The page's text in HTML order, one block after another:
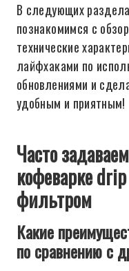
В следующих
познакомимся с
технические
лайфхаками по
обновлениями и
удобным и приятным!
Часто
кофеварке
фильтром
Какие
по сравнению с